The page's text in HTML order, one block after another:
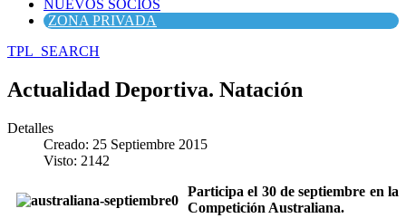
NUEVOS SOCIOS
ZONA PRIVADA
TPL_SEARCH
Actualidad Deportiva. Natación
Detalles
Creado: 25 Septiembre 2015
Visto: 2142
Participa el 30 de septiembre en la
Competición Australiana.